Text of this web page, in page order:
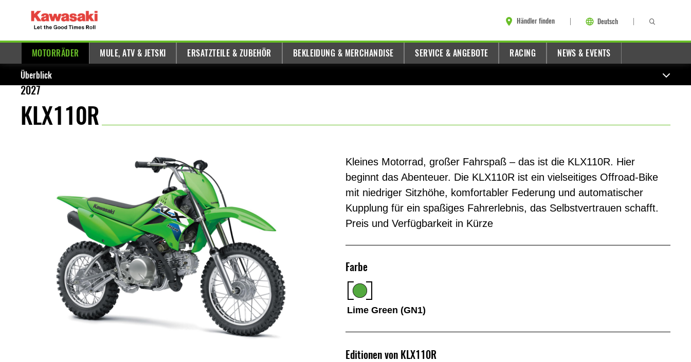
Händler finden Deutsch
MOTORRÄDER MULE, ATV & JETSKI ERSATZTEILE & ZUBEHÖR BEKLEIDUNG & MERCHANDISE SERVICE & ANGEBOTE RACING NEWS & EVENTS
Überblick
2027
KLX110R
Kleines Motorrad, großer Fahrspaß – das ist die KLX110R. Hier
beginnt das Abenteuer. Die KLX110R ist ein vielseitiges Offroad-Bike
mit niedriger Sitzhöhe, komfortabler Federung und automatischer
Kupplung für ein spaßiges Fahrerlebnis, das Selbstvertrauen schafft.
Preis und Verfügbarkeit in Kürze
Farbe
Lime Green (GN1)
Editionen von KLX110R